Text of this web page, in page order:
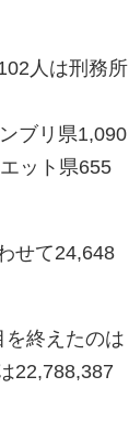
人は刑務所
ブリ県1,090
ット県655
せて24,648
終えたのは
22,788,387